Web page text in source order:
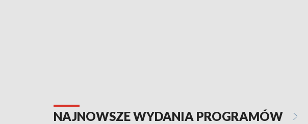
NAJNOWSZE WYDANIA PROGRAMÓW